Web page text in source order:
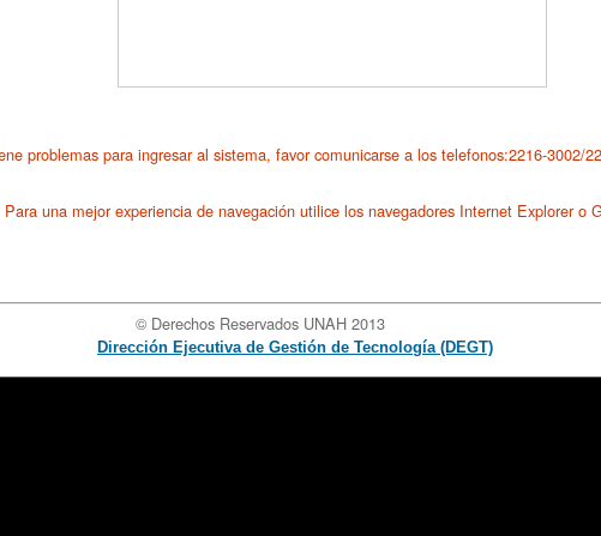
problemas para ingresar al sistema, favor comunicarse a los telefonos:2216-3002/
una mejor experiencia de navegación utilice los navegadores Internet Explorer o
UNAH 2013
Dirección Ejecutiva de Gestión de Tecnología (DEGT)